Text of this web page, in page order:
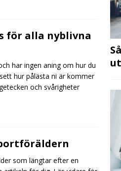
för alla nyblivna
har ingen aning om hur du
hur pålästa ni är kommer
och svårigheter
som längtar efter en